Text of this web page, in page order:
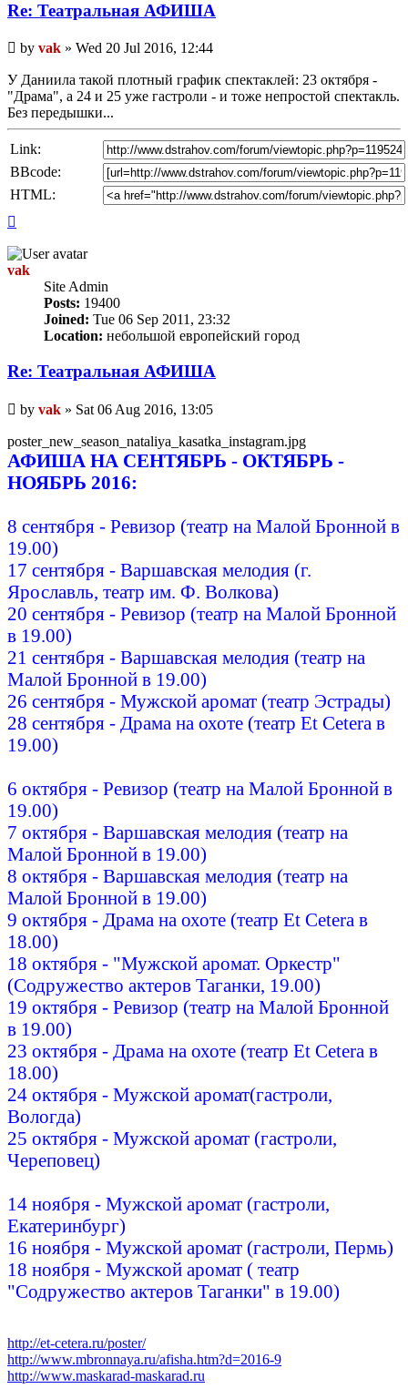
Re: Театральная АФИША
Unread
post
by vak » Wed 20 Jul 2016, 12:44
У Даниила такой плотный график спектаклей: 23 октября -
"Драма", а 24 и 25 уже гастроли - и тоже непростой спектакль.
Без передышки...
Link:
BBcode:
HTML:
vak
Site Admin
Posts: 19400
Joined: Tue 06 Sep 2011, 23:32
Location: небольшой европейский город
Re: Театральная АФИША
Unread
post
by vak » Sat 06 Aug 2016, 13:05
poster_new_season_nataliya_kasatka_instagram.jpg
АФИША НА СЕНТЯБРЬ - ОКТЯБРЬ -
НОЯБРЬ 2016:
8 сентября - Ревизор (театр на Малой Бронной в
19.00)
17 сентября - Варшавская мелодия (г.
Ярославль, театр им. Ф. Волкова)
20 сентября - Ревизор (театр на Малой Бронной
в 19.00)
21 сентября - Варшавская мелодия (театр на
Малой Бронной в 19.00)
26 сентября - Мужской аромат (театр Эстрады)
28 сентября - Драма на охоте (театр Et Cetera в
19.00)
6 октября - Ревизор (театр на Малой Бронной в
19.00)
7 октября - Варшавская мелодия (театр на
Малой Бронной в 19.00)
8 октября - Варшавская мелодия (театр на
Малой Бронной в 19.00)
9 октября - Драма на охоте (театр Et Cetera в
18.00)
18 октября - "Мужской аромат. Оркестр"
(Содружество актеров Таганки, 19.00)
19 октября - Ревизор (театр на Малой Бронной
в 19.00)
23 октября - Драма на охоте (театр Et Cetera в
18.00)
24 октября - Мужской аромат(гастроли,
Вологда)
25 октября - Мужской аромат (гастроли,
Череповец)
14 ноября - Мужской аромат (гастроли,
Екатеринбург)
16 ноября - Мужской аромат (гастроли, Пермь)
18 ноября - Мужской аромат ( театр
"Содружество актеров Таганки" в 19.00)
http://et-cetera.ru/poster/
http://www.mbronnaya.ru/afisha.htm?d=2016-9
http://www.maskarad-maskarad.ru